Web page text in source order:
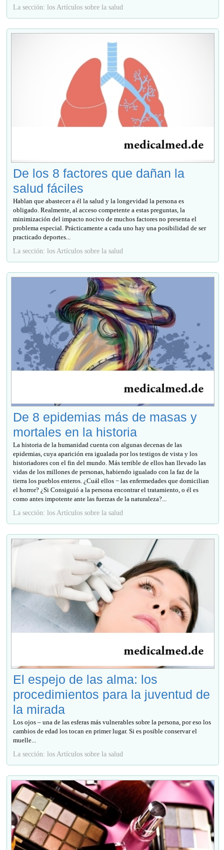
La sección: los Artículos sobre la salud
De los 8 factores que dañan la
salud fáciles
Hablan que abastecer a él la salud y la longevidad la persona es
obligado. Realmente, al acceso competente a estas preguntas, la
minimización del impacto nocivo de muchos factores no presenta el
problema especial. Prácticamente a cada uno hay una posibilidad de ser
practicado deportes...
La sección: los Artículos sobre la salud
De 8 epidemias más de masas y
mortales en la historia
La historia de la humanidad cuenta con algunas decenas de las
epidemias, cuya aparición era igualada por los testigos de vista y los
historiadores con el fin del mundo. Más terrible de ellos han llevado las
vidas de los millones de personas, habiendo igualado con la faz de la
tierra los pueblos enteros. ¿Cuál ellos − las enfermedades que domicilian
el horror? ¿Si Consiguió a la persona encontrar el tratamiento, o él es
como antes impotente ante las fuerzas de la naturaleza?...
La sección: los Artículos sobre la salud
El espejo de las alma: los
procedimientos para la juventud de
la mirada
Los ojos – una de las esferas más vulnerables sobre la persona, por eso los
cambios de edad los tocan en primer lugar. Si es posible conservar el
muelle...
La sección: los Artículos sobre la salud